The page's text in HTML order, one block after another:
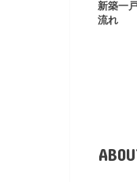
新築一
流れ